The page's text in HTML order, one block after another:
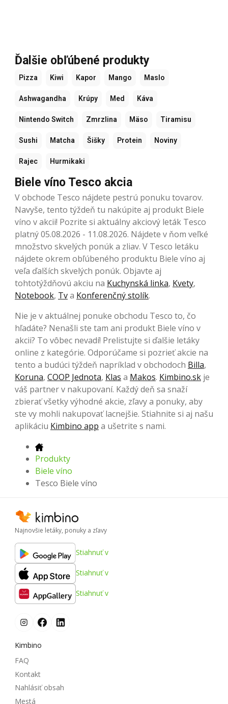
Ďalšie obľúbené produkty
Pizza Kiwi Kapor Mango Maslo
Ashwagandha Krúpy Med Káva
Nintendo Switch Zmrzlina Mäso Tiramisu
Sushi Matcha Šišky Protein Noviny
Rajec Hurmikaki
Biele víno Tesco akcia
V obchode Tesco nájdete pestrú ponuku tovarov.
Navyše, tento týždeň tu nakúpite aj produkt Biele
víno v akcii! Pozrite si aktuálny akciový leták Tesco
platný 05.08.2026 - 11.08.2026. Nájdete v ňom veľké
množstvo skvelých ponúk a zliav. V Tesco letáku
nájdete okrem obľúbeného produktu Biele víno aj
veľa ďalších skvelých ponúk. Objavte aj
tohtotýždňovú akciu na Kuchynská linka, Kvety,
Notebook, Tva Konferenčný stolík.
Nie je v aktuálnej ponuke obchodu Tesco to, čo
hľadáte? Nenašli ste tam ani produkt Biele víno v
akcii? To vôbec nevadí! Prelistujte si ďalšie letáky
online z kategórie. Odporúčame si pozrieť akcie na
tento a budúci týždeň napríklad v obchodoch Billa,
Koruna, COOP Jednota, Klas a Makos. Kimbino.sk je
váš partner v nakupovaní. Každý deň sa snaží
zbierať všetky výhodné akcie, zľavy a ponuky, aby
ste vy mohli nakupovať lacnejšie. Stiahnite si aj našu
aplikáciu Kimbino app a ušetrite s nami.
Produkty
Biele víno
Tesco Biele víno
Najnovšie letáky, ponuky a zľavy
Stiahnuť v
Stiahnuť v
Stiahnuť v
Kimbino
FAQ
Kontakt
Nahlásiť obsah
Mestá